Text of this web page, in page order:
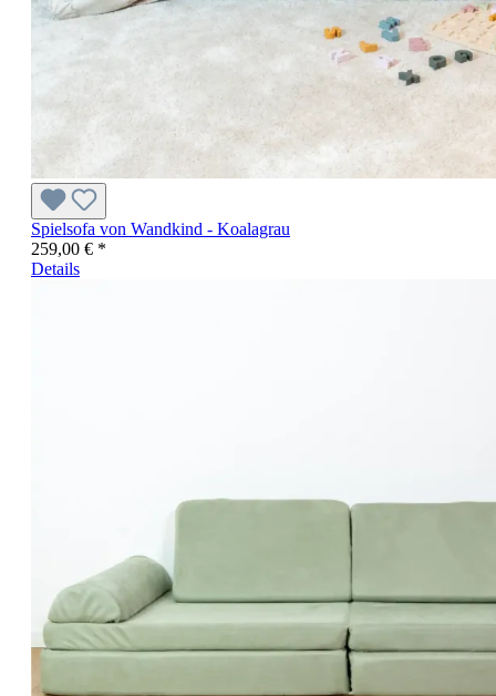
Spielsofa von Wandkind - Koalagrau
259,00 € *
Details